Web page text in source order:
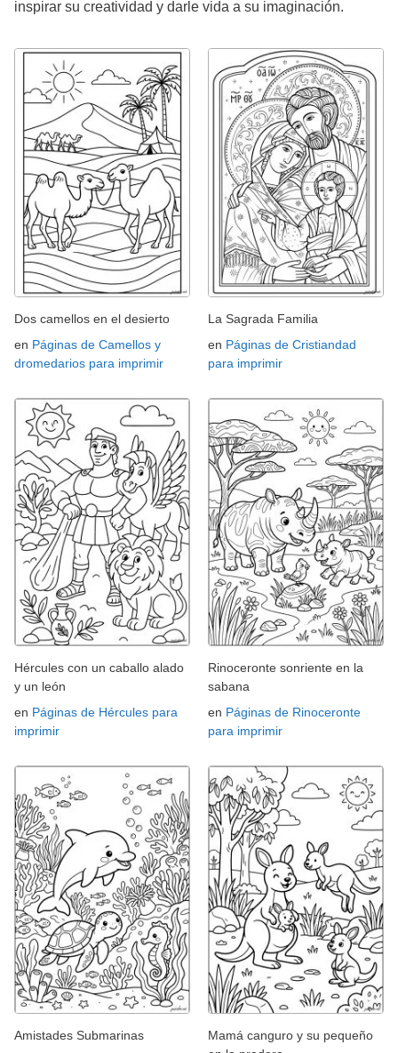
inspirar su creatividad y darle vida a su imaginación.
Dos camellos en el desierto
en Páginas de Camellos y
dromedarios para imprimir
La Sagrada Familia
en Páginas de Cristiandad
para imprimir
Hércules con un caballo alado
y un león
en Páginas de Hércules para
imprimir
Rinoceronte sonriente en la
sabana
en Páginas de Rinoceronte
para imprimir
Amistades Submarinas
Mamá canguro y su pequeño